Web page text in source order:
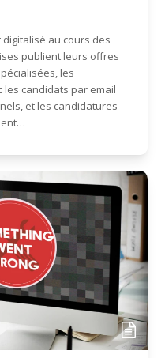
digitalisé au cours des
publient leurs offres
les
candidats par email
et les candidatures